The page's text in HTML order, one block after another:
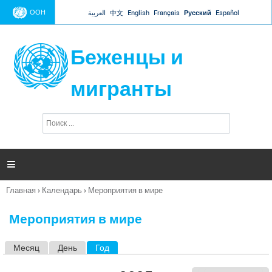
Jump to navigation
ООН العربية 中文 English Français Русский Español
Беженцы и
мигранты
п
и

Вы
Главная › Календарь › Мероприятия в мире
Мероприятия в мире
Месяц День Год